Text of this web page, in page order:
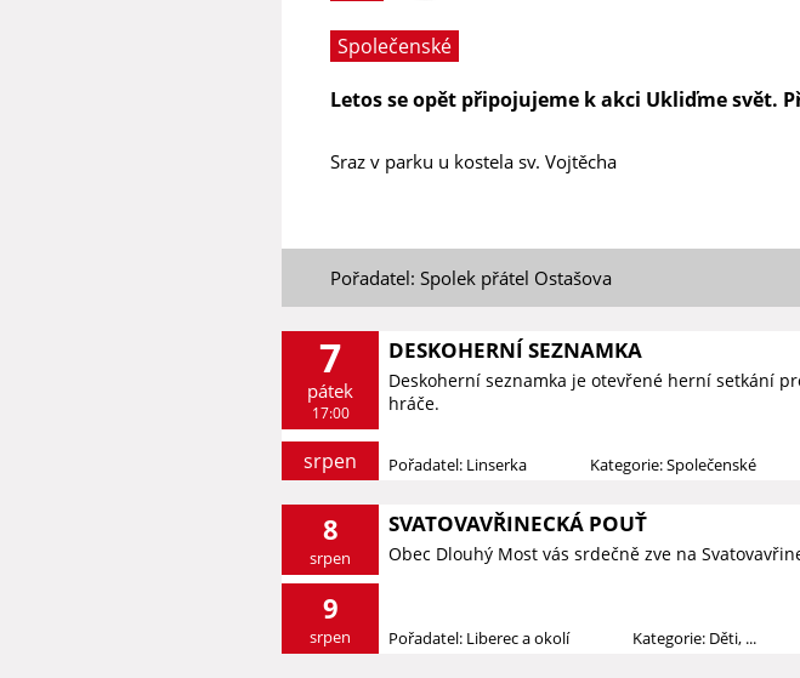
Společenské
Letos se opět připojujeme k akci Ukliďme svět.
Sraz v parku u kostela sv. Vojtěcha
Pořadatel: Spolek přátel Ostašova
7
pátek
17:00
srpen
DESKOHERNÍ SEZNAMKA
Deskoherní seznamka je otevřené herní setkání
hráče.
Pořadatel: Linserka Kategorie: Společenské
8
srpen
9
srpen
SVATOVAVŘINECKÁ POUŤ
Obec Dlouhý Most vás srdečně zve na
Pořadatel: Liberec a okolí Kategorie: Děti, ...